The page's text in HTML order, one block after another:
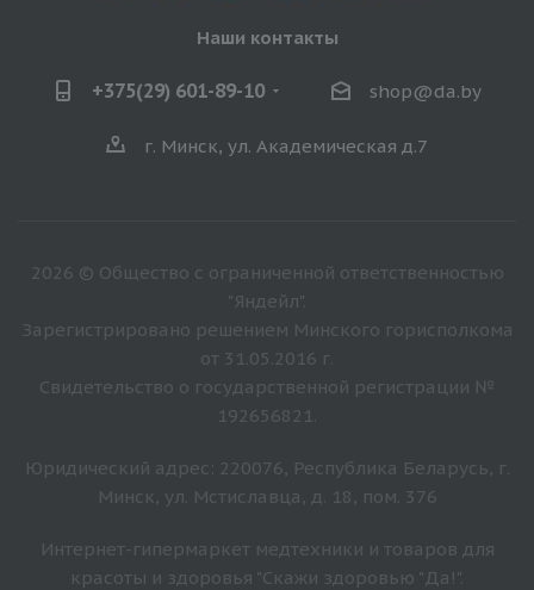
Наши контакты
+375(29) 601-89-10 shop@da.by
г. Минск, ул. Академическая д.7
2026 © Общество с ограниченной ответственностью
"Яндейл".
Зарегистрировано решением Минского горисполкома
от 31.05.2016 г.
Свидетельство о государственной регистрации №
192656821.
Юридический адрес: 220076, Республика Беларусь, г.
Минск, ул. Мстиславца, д. 18, пом. 376
Интернет-гипермаркет медтехники и товаров для
красоты и здоровья "Скажи здоровью "Да!".